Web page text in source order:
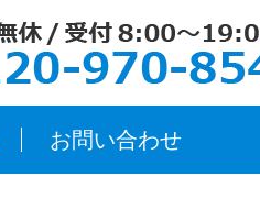
お問い合わせ